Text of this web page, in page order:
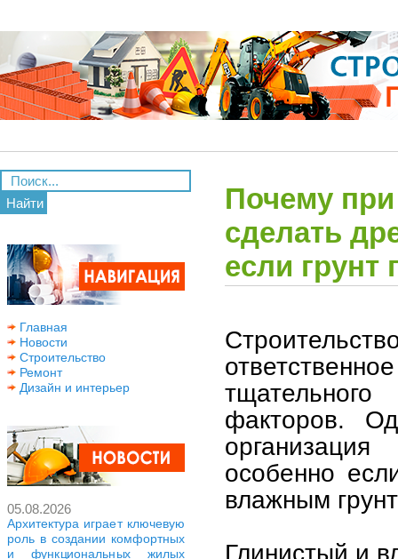
Найти
Главная
Новости
Строительство
Ремонт
Дизайн и интерьер
05.08.2026
Архитектура играет ключевую
роль в создании комфортных
и функциональных жилых
Почему при
сделать
если
факторов.
особенно
влажным
Глинистый и